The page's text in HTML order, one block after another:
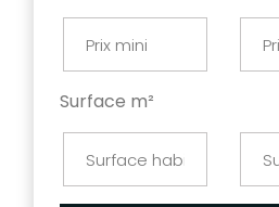
Surface m²